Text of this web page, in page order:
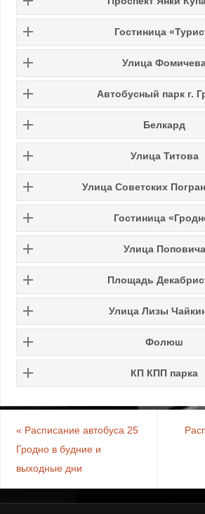
Гостиница
Улица
Автобусный парк г.
Белкард
Улица Титова
Улица Советских
Гостиница
Улица Поповича
Площадь
Улица Лизы
Фолюш
КП КПП парка
« Расписание автобуса 25
Гродно в будние и
выходные дни